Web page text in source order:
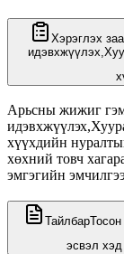
Хэрэглэх
Арьсны жижиг
хүүхдийн
хөхний товч
эмгэгийн
ТайлбарТосон
эсвэл